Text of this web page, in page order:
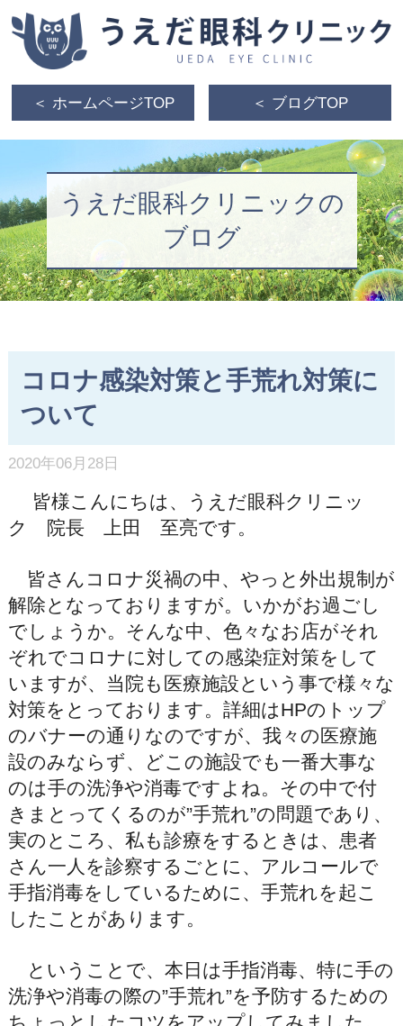
＜ ホームページTOP ＜ ブログTOP
うえだ眼科クリニックの
ブログ
コロナ感染対策と手荒れ対策に
ついて
2020年06月28日
皆様こんにちは、うえだ眼科クリニッ
ク 院長 上田 至亮です。
皆さんコロナ災禍の中、やっと外出規制が
解除となっておりますが。いかがお過ごし
でしょうか。そんな中、色々なお店がそれ
ぞれでコロナに対しての感染症対策をして
いますが、当院も医療施設という事で様々な
対策をとっております。詳細はHPのトップ
のバナーの通りなのですが、我々の医療施
設のみならず、どこの施設でも一番大事な
のは手の洗浄や消毒ですよね。その中で付
きまとってくるのが”手荒れ”の問題であり、
実のところ、私も診療をするときは、患者
さん一人を診察するごとに、アルコールで
手指消毒をしているために、手荒れを起こ
したことがあります。
ということで、本日は手指消毒、特に手の
洗浄や消毒の際の”手荒れ”を予防するための